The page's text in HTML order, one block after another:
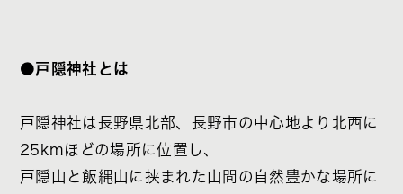
●戸隠神社とは
戸隠神社は長野県北部、長野市の中心地より北西に
25kmほどの場所に位置し、
戸隠山と飯縄山に挟まれた山間の自然豊かな場所に